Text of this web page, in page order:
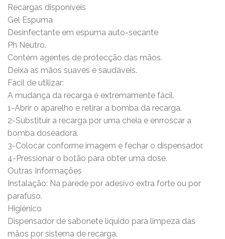
Recargas disponíveis
Gel Espuma
Desinfectante em espuma auto-secante
Ph Neutro.
Contém agentes de protecção das mãos.
Deixa as mãos suaves e saudáveis.
Fácil de utilizar:
A mudança da recarga é extremamente fácil.
1-Abrir o aparelho e retirar a bomba da recarga.
2-Substituir a recarga por uma cheia e enrroscar a
bomba doseadora.
3-Colocar conforme imagem e fechar o dispensador.
4-Pressionar o botão para obter uma dose.
Outras Informações
Instalação: Na parede por adesivo extra forte ou por
parafuso.
Higiénico
Dispensador de sabonete liquido para limpeza das
mãos por sistema de recarga.